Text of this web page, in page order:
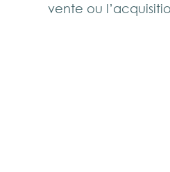
vente ou